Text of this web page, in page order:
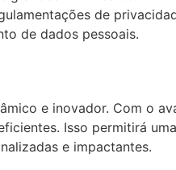
de
de dados pessoais.
e inovador. Com o
Isso permitirá
e impactantes.